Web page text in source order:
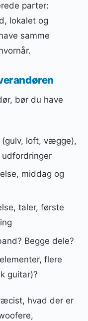
parter:
lokalet og
samme
bør du have
(gulv, loft, vægge),
middag og
taler, første
Begge dele?
flere
guitar)?
hvad der er